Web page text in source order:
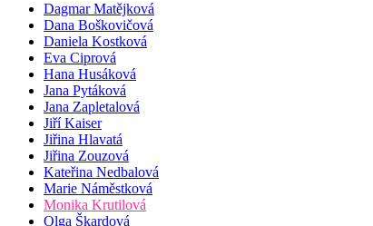
Dagmar Matějková
Dana Boškovičová
Daniela Kostková
Eva Ciprová
Hana Husáková
Jana Pytáková
Jana Zapletalová
Jiří Kaiser
Jiřina Hlavatá
Jiřina Zouzová
Kateřina Nedbalová
Marie Náměstková
Monika Krutilová
Olga Škardová